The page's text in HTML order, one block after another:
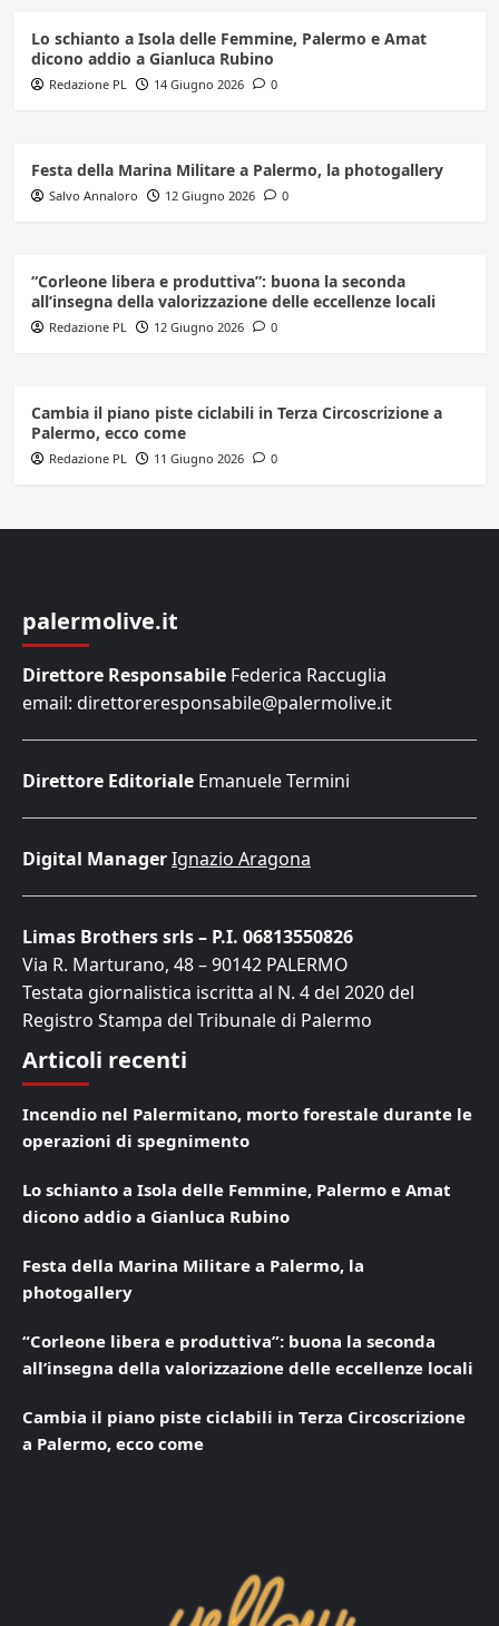
Lo schianto a Isola delle Femmine, Palermo e Amat
dicono addio a Gianluca Rubino
Redazione PL 14 Giugno 2026 0
Festa della Marina Militare a Palermo, la photogallery
Salvo Annaloro 12 Giugno 2026 0
“Corleone libera e produttiva”: buona la seconda
all’insegna della valorizzazione delle eccellenze locali
Redazione PL 12 Giugno 2026 0
Cambia il piano piste ciclabili in Terza Circoscrizione a
Palermo, ecco come
Redazione PL 11 Giugno 2026 0
palermolive.it
Direttore Responsabile Federica Raccuglia
email: direttoreresponsabile@palermolive.it
Direttore Editoriale Emanuele Termini
Digital ManagerIgnazio Aragona
Limas Brothers srls – P.I. 06813550826
Via R. Marturano, 48 – 90142 PALERMO
Testata giornalistica iscritta al N. 4 del 2020 del
Registro Stampa del Tribunale di Palermo
Articoli recenti
Incendio nel Palermitano, morto forestale durante le
operazioni di spegnimento
Lo schianto a Isola delle Femmine, Palermo e Amat
dicono addio a Gianluca Rubino
Festa della Marina Militare a Palermo, la
photogallery
“Corleone libera e produttiva”: buona la seconda
all’insegna della valorizzazione delle eccellenze locali
Cambia il piano piste ciclabili in Terza Circoscrizione
a Palermo, ecco come